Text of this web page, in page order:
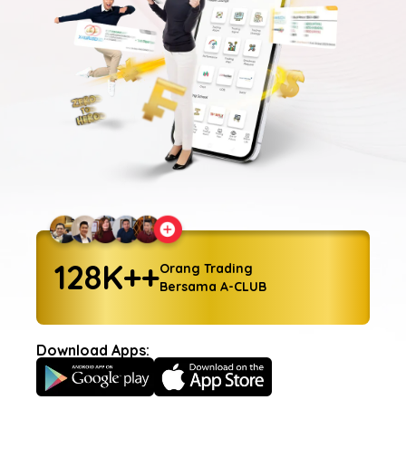
128K++Orang Trading
Bersama A-CLUB
Download Apps: